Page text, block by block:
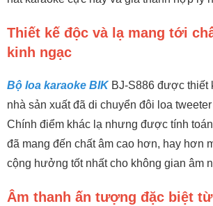
Thiết kế độc và lạ mang tới
kinh ngạc
Bộ loa karaoke BIKBJ-S886 được thiết
nhà sản xuất đã di chuyển đôi loa
Chính điểm khác lạ nhưng được tính
đã mang đến chất âm cao hơn, hay hơn
cộng hưởng tốt nhất cho không gian âm
Âm thanh ấn tượng đặc biệt